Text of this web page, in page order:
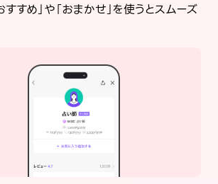
すすめ」や「おまかせ」を使うとスムーズ